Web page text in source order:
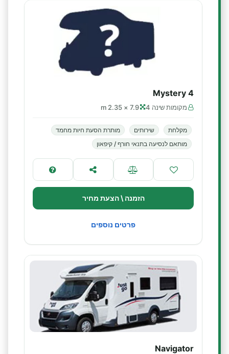
Mystery 4
מקומות שינה 4 7.9 × 2.35 m
מקלחת שירותים
מותרת הסעת חיות מחמד
מותאם לנסיעה בתנאי חורף / קיפאון
הזמנה \ הצעת מחיר
פרטים נוספים
Navigator